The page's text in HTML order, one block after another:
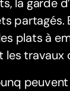
partagés.
plats à
les